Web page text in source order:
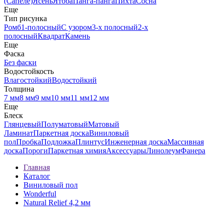
Еще
Тип рисунка
Ромб1-полосныйС узором3-х полосный2-х
полосныйКвадратКамень
Еще
Фаска
Без фаски
Водостойкость
ВлагостойкийВодостойкий
Толщина
7 мм8 мм9 мм10 мм11 мм12 мм
Еще
Блеск
ГлянцевыйПолуматовыйМатовый
ЛаминатПаркетная доскаВиниловый
полПробкаПодложкаПлинтусИнженерная доскаМассивная
доскаПорогиПаркетная химияАксессуарыЛинолеумФанера
Главная
Каталог
Виниловый пол
Wonderful
Natural Relief 4,2 мм